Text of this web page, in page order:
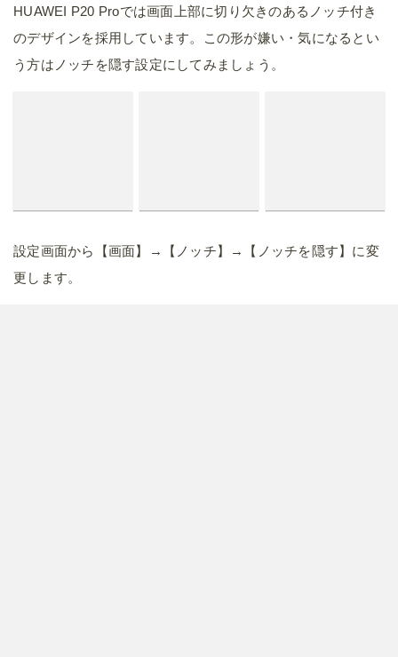
HUAWEI P20 Proでは画面上部に切り欠きのあるノッチ付き
のデザインを採用しています。この形が嫌い・気になるとい
う方はノッチを隠す設定にしてみましょう。
設定画面から【画面】→【ノッチ】→【ノッチを隠す】に変
更します。